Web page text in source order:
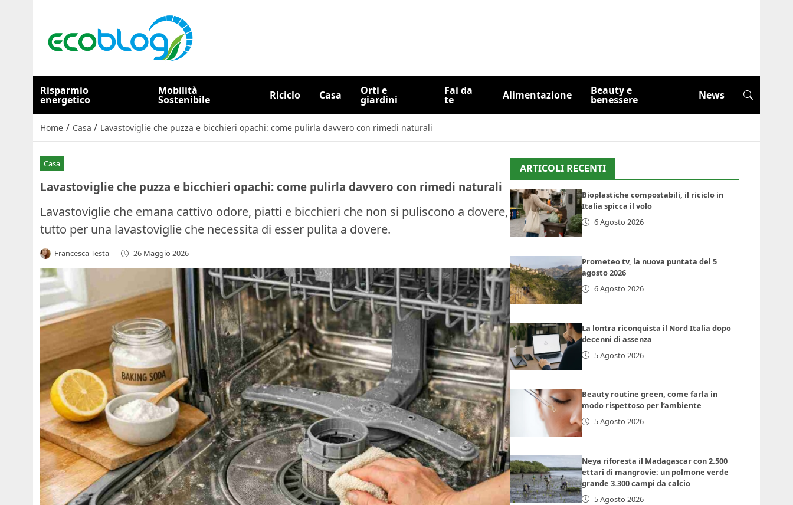
Risparmio
energetico
Mobilità
Sostenibile Riciclo Casa Orti e
giardini
Fai da
te Alimentazione Beauty e
benessere News
Home / Casa / Lavastoviglie che puzza e bicchieri opachi: come pulirla davvero con rimedi naturali
Casa
Lavastoviglie che puzza e bicchieri opachi: come pulirla davvero con rimedi naturali
Lavastoviglie che emana cattivo odore, piatti e bicchieri che non si puliscono a dovere,
tutto per una lavastoviglie che necessita di esser pulita a dovere.
Francesca Testa - 26 Maggio 2026
ARTICOLI RECENTI
Bioplastiche compostabili, il riciclo in
Italia spicca il volo
6 Agosto 2026
Prometeo tv, la nuova puntata del 5
agosto 2026
6 Agosto 2026
La lontra riconquista il Nord Italia dopo
decenni di assenza
5 Agosto 2026
Beauty routine green, come farla in
modo rispettoso per l’ambiente
5 Agosto 2026
Neya riforesta il Madagascar con 2.500
ettari di mangrovie: un polmone verde
grande 3.300 campi da calcio
5 Agosto 2026